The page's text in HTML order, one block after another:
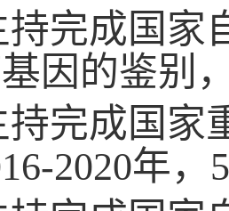
持完成国家
因的鉴别
持完成国家
2020年，